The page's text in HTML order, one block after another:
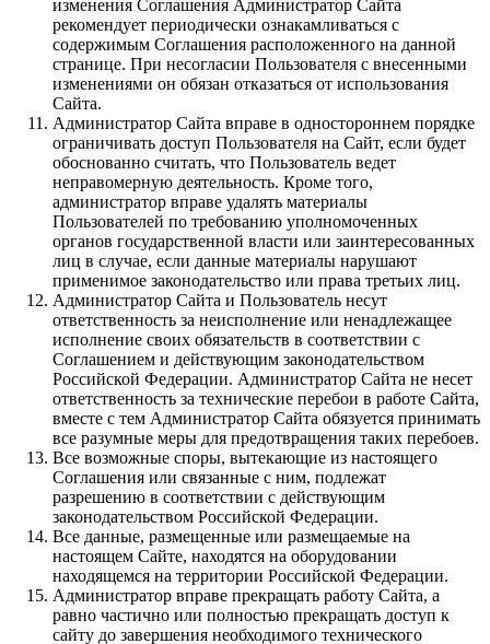
изменения Соглашения Администратор Сайта
рекомендует периодически ознакамливаться с
содержимым Соглашения расположенного на данной
странице. При несогласии Пользователя с внесенными
изменениями он обязан отказаться от использования
Сайта.
Администратор Сайта вправе в одностороннем порядке
ограничивать доступ Пользователя на Сайт, если будет
обоснованно считать, что Пользователь ведет
неправомерную деятельность. Кроме того,
администратор вправе удалять материалы
Пользователей по требованию уполномоченных
органов государственной власти или заинтересованных
лиц в случае, если данные материалы нарушают
применимое законодательство или права третьих лиц.
Администратор Сайта и Пользователь несут
ответственность за неисполнение или ненадлежащее
исполнение своих обязательств в соответствии с
Соглашением и действующим законодательством
Российской Федерации. Администратор Сайта не несет
ответственность за технические перебои в работе Сайта,
вместе с тем Администратор Сайта обязуется принимать
все разумные меры для предотвращения таких перебоев.
Все возможные споры, вытекающие из настоящего
Соглашения или связанные с ним, подлежат
разрешению в соответствии с действующим
законодательством Российской Федерации.
Все данные, размещенные или размещаемые на
настоящем Сайте, находятся на оборудовании
находящемся на территории Российской Федерации.
Администратор вправе прекращать работу Сайта, а
равно частично или полностью прекращать доступ к
сайту до завершения необходимого технического